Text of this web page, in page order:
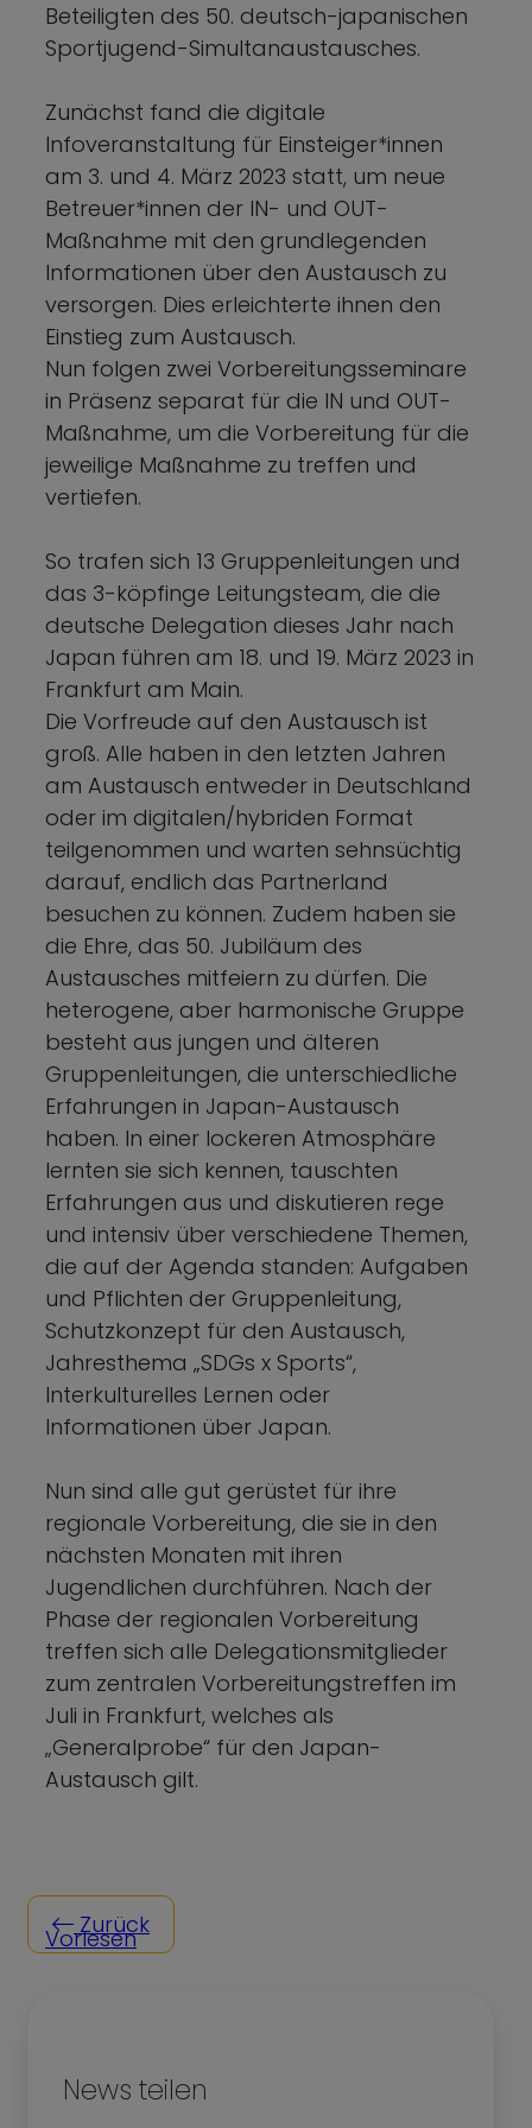
Beteiligten des 50. deutsch-japanischen
Sportjugend-Simultanaustausches.
Zunächst fand die digitale
Infoveranstaltung für Einsteiger*innen
am 3. und 4. März 2023 statt, um neue
Betreuer*innen der IN- und OUT-
Maßnahme mit den grundlegenden
Informationen über den Austausch zu
versorgen. Dies erleichterte ihnen den
Einstieg zum Austausch.
Nun folgen zwei Vorbereitungsseminare
in Präsenz separat für die IN und OUT-
Maßnahme, um die Vorbereitung für die
jeweilige Maßnahme zu treffen und
vertiefen.
So trafen sich 13 Gruppenleitungen und
das 3-köpfinge Leitungsteam, die die
deutsche Delegation dieses Jahr nach
Japan führen am 18. und 19. März 2023 in
Frankfurt am Main.
Die Vorfreude auf den Austausch ist
groß. Alle haben in den letzten Jahren
am Austausch entweder in Deutschland
oder im digitalen/hybriden Format
teilgenommen und warten sehnsüchtig
darauf, endlich das Partnerland
besuchen zu können. Zudem haben sie
die Ehre, das 50. Jubiläum des
Austausches mitfeiern zu dürfen. Die
heterogene, aber harmonische Gruppe
besteht aus jungen und älteren
Gruppenleitungen, die unterschiedliche
Erfahrungen in Japan-Austausch
haben. In einer lockeren Atmosphäre
lernten sie sich kennen, tauschten
Erfahrungen aus und diskutieren rege
und intensiv über verschiedene Themen,
die auf der Agenda standen: Aufgaben
und Pflichten der Gruppenleitung,
Schutzkonzept für den Austausch,
Jahresthema „SDGs x Sports“,
Interkulturelles Lernen oder
Informationen über Japan.
Nun sind alle gut gerüstet für ihre
regionale Vorbereitung, die sie in den
nächsten Monaten mit ihren
Jugendlichen durchführen. Nach der
Phase der regionalen Vorbereitung
treffen sich alle Delegationsmitglieder
zum zentralen Vorbereitungstreffen im
Juli in Frankfurt, welches als
„Generalprobe“ für den Japan-
Austausch gilt.
Zurück
Vorlesen
News teilen